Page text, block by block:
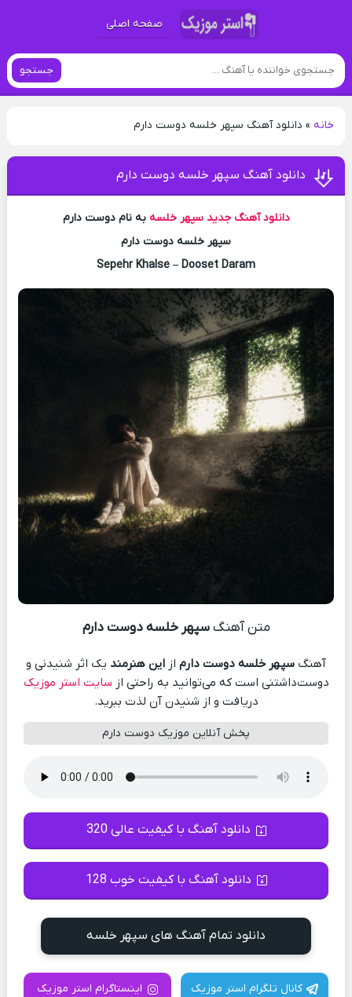
صفحه اصلی
جستجو
خانه» دانلود آهنگ سپهر خلسه دوست دارم
دانلود آهنگ سپهر خلسه دوست دارم
دانلود آهنگ جدید سپهر خلسه به نام دوست دارم
سپهر خلسه دوست دارم
Sepehr Khalse – Dooset Daram
متن آهنگسپهر خلسه دوست دارم
آهنگ سپهر خلسه دوست دارم از این هنرمند یک اثر شنیدنی و
دوست‌داشتنی است که می‌توانید به راحتی از سایت استر موزیک
دریافت و از شنیدن آن لذت ببرید.
پخش آنلاین موزیک دوست دارم
دانلود آهنگ با کیفیت عالی 320
دانلود آهنگ با کیفیت خوب 128
دانلود تمام آهنگ های سپهر خلسه
کانال تلگرام استر موزیک اینستاگرام استر موزیک